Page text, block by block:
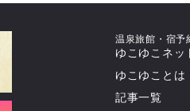
温泉旅館・宿予
ゆこゆこネッ
ゆこゆことは
記事一覧